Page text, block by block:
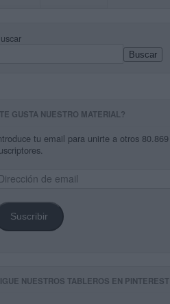
Buscar
GUSTA NUESTRO MATERIAL?
tu email para unirte a otros 80.869
Suscribir
NUESTROS TABLEROS EN PINTEREST